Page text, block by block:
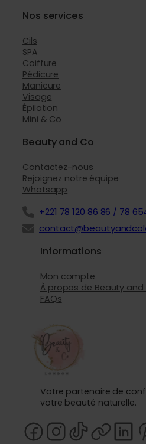
Nos services
Cils
SPA
Coiffure
Pédicure
Manicure
Visage
Épilation
Mini & Co
Beauty and Co
Contactez-nous
Rejoignez notre équipe
Whatsapp
+221 78 120 86 86 / 78
Informations
Mon compte
À propos de Beauty and
FAQs
Votre partenaire de
votre beauté naturelle.